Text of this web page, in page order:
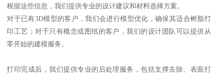
根据这些信息，我们提供专业的设计建议和材料选择方案。
对于已有3D模型的客户，我们会进行模型优化，确保其适合树脂打
印工艺；对于只有概念或图纸的客户，我们的设计团队可以提供从
零开始的建模服务。
打印完成后，我们提供专业的后处理服务，包括支撑去除、表面打